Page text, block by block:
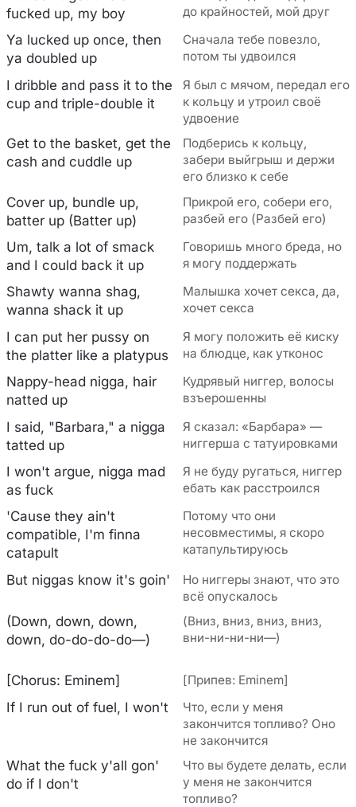
fucked up, my boy
до крайностей, мой друг
Ya lucked up once, then
ya doubled up
Сначала тебе повезло,
потом ты удвоился
I dribble and pass it to the
cup and triple-double it
Я был с мячом, передал его
к кольцу и утроил своё
удвоение
Get to the basket, get the
cash and cuddle up
Подберись к кольцу,
забери выйгрыш и держи
его близко к себе
Cover up, bundle up,
batter up (Batter up)
Прикрой его, собери его,
разбей его (Разбей его)
Um, talk a lot of smack
and I could back it up
Говоришь много бреда, но
я могу поддержать
Shawty wanna shag,
wanna shack it up
Малышка хочет секса, да,
хочет секса
I can put her pussy on
the platter like a platypus
Я могу положить её киску
на блюдце, как утконос
Nappy-head nigga, hair
natted up
Кудрявый ниггер, волосы
взъерошенны
I said, "Barbara," a nigga
tatted up
Я сказал: «Барбара» —
ниггерша с татуировками
I won't argue, nigga mad
as fuck
Я не буду ругаться, ниггер
ебать как расстроился
'Cause they ain't
compatible, I'm finna
catapult
Потому что они
несовместимы, я скоро
катапультируюсь
But niggas know it's goin'
Но ниггеры знают, что это
всё опускалось
(Down, down, down,
down, do-do-do-do—)
(Вниз, вниз, вниз, вниз,
вни-ни-ни-ни—)
[Chorus: Eminem] [Припев: Eminem]
If I run out of fuel, I won't
Что, если у меня
закончится топливо? Оно
не закончится
What the fuck y'all gon'
do if I don't
Что вы будете делать, если
у меня не закончится
топливо?